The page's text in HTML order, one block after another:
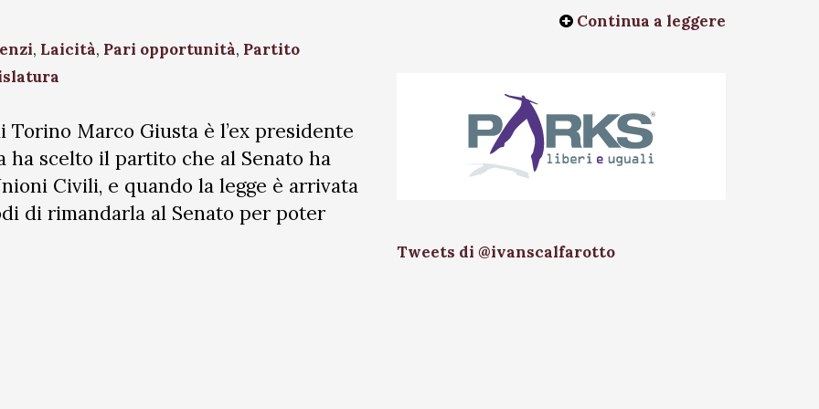
, Laicità, Pari opportunità, Partito
Torino Marco Giusta è l’ex presidente
scelto il partito che al Senato ha
Civili, e quando la legge è arrivata
di rimandarla al Senato per poter
Continua a leggere
Tweets di @ivanscalfarotto